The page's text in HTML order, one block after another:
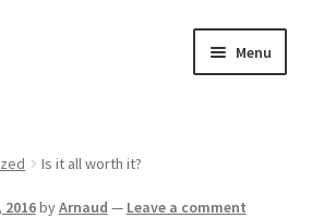
Menu
Is it all worth it?
2016byArnaud — Leave a comment